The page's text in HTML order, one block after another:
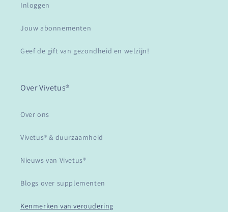
Inloggen
Jouw abonnementen
Geef de gift van gezondheid en welzijn!
Over Vivetus®
Over ons
Vivetus® & duurzaamheid
Nieuws van Vivetus®
Blogs over supplementen
Kenmerken van veroudering